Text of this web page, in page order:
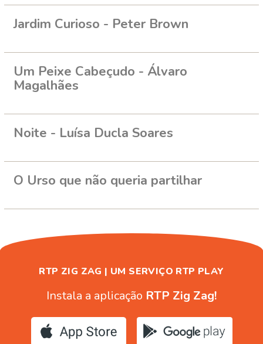
Jardim Curioso - Peter Brown
Um Peixe Cabeçudo - Álvaro
Magalhães
Noite - Luísa Ducla Soares
O Urso que não queria partilhar
RTP ZIG ZAG | UM SERVIÇO RTP PLAY
Instala a aplicação RTP Zig Zag!